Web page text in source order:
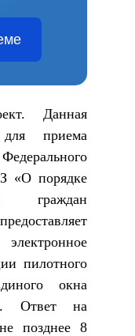
Данная
приема
«О порядке
граждан
пилотного
окна
Ответ на
позднее 8